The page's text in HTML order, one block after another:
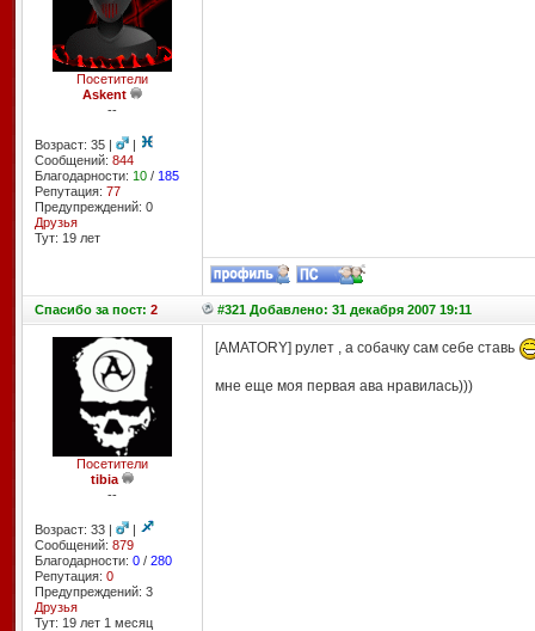
Посетители
Askent
--
Возраст: 35 |
|
Сообщений: 844
Благодарности: 10/ 185
Репутация: 77
Предупреждений: 0
Друзья
Тут: 19 лет
Спасибоза пост: 2 #321 Добавлено: 31 декабря 2007 19:11
Посетители
tibia
--
Возраст: 33 |
|
Сообщений: 879
Благодарности: 0/ 280
Репутация: 0
Предупреждений: 3
Друзья
Тут: 19 лет 1 месяц
[AMATORY] рулет , а собачку сам себе ставь
мне еще моя первая ава нравилась)))